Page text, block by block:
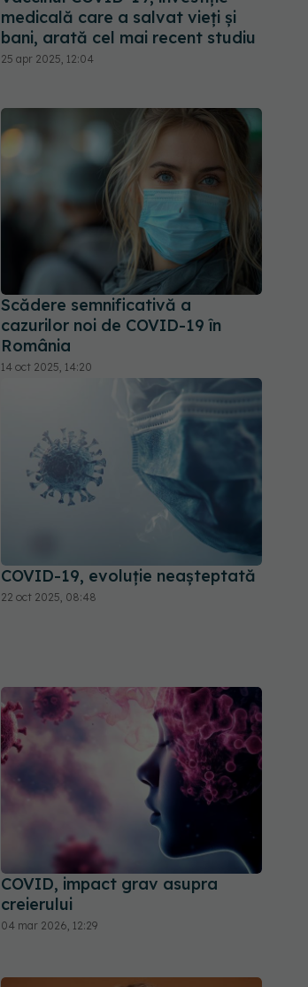
medicală care a salvat vieți și
bani, arată cel mai recent studiu
25 apr 2025, 12:04
Scădere semnificativă a
cazurilor noi de COVID-19 în
România
14 oct 2025, 14:20
COVID-19, evoluție neașteptată
22 oct 2025, 08:48
COVID, impact grav asupra
creierului
04 mar 2026, 12:29